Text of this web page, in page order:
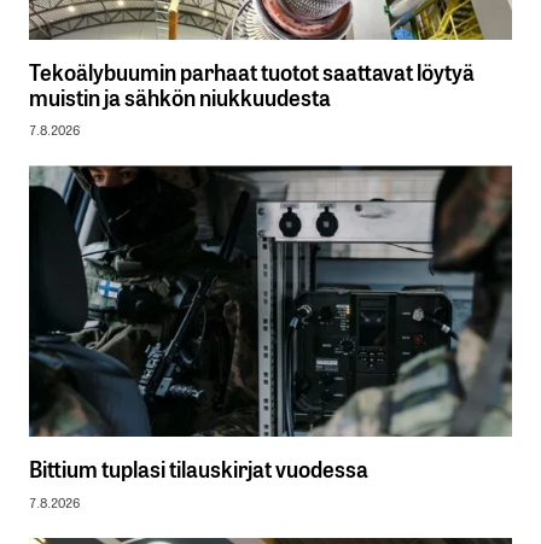
Tekoälybuumin parhaat tuotot saattavat löytyä
muistin ja sähkön niukkuudesta
7.8.2026
Bittium tuplasi tilauskirjat vuodessa
7.8.2026